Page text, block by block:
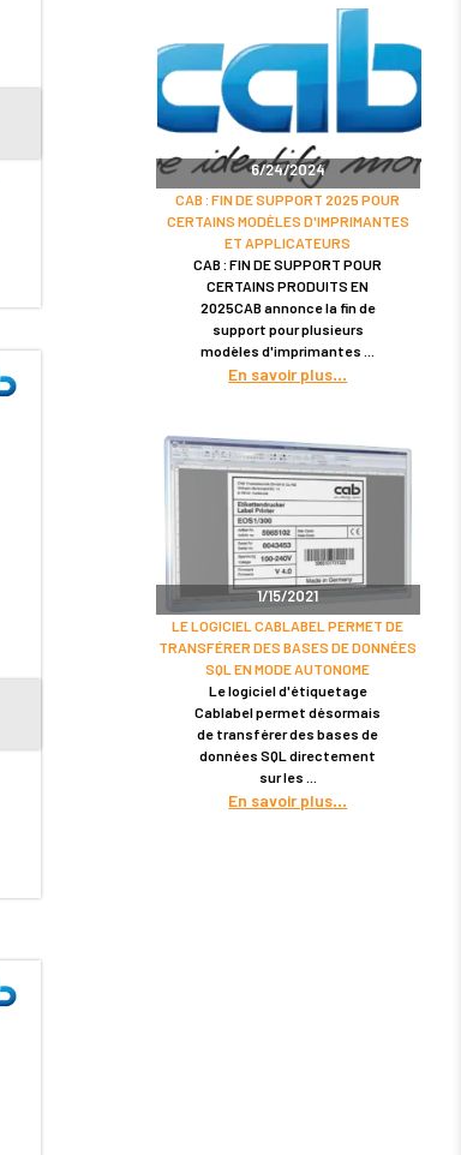
6/24/2024
CAB : FIN DE SUPPORT 2025 POUR
CERTAINS MODÈLES D'IMPRIMANTES
ET APPLICATEURS
CAB : FIN DE SUPPORT POUR
CERTAINS PRODUITS EN
2025CAB annonce la fin de
support pour plusieurs
modèles d'imprimantes
En savoir plus
1/15/2021
LE LOGICIEL CABLABEL PERMET DE
TRANSFÉRER DES BASES DE DONNÉES
SQL EN MODE AUTONOME
Le logiciel d'étiquetage
Cablabel permet désormais
de transférer des bases de
données SQL directement
sur les
En savoir plus